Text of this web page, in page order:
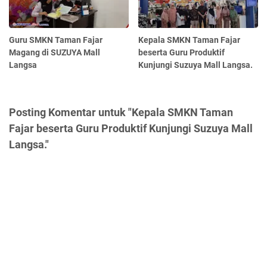
Guru SMKN Taman Fajar
Magang di SUZUYA Mall
Langsa
Kepala SMKN Taman Fajar
beserta Guru Produktif
Kunjungi Suzuya Mall Langsa.
Posting Komentar untuk "Kepala SMKN Taman
Fajar beserta Guru Produktif Kunjungi Suzuya Mall
Langsa."